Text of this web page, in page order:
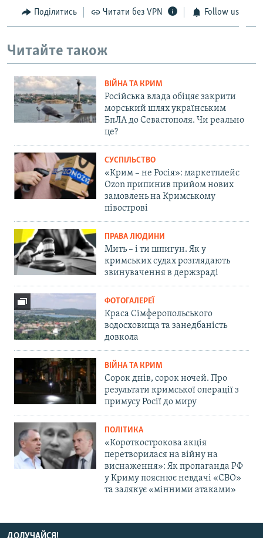
Поділитись Читати без VPN Follow us
Читайте також
ВІЙНА ТА КРИМ
Російська влада обіцяє закрити
морський шлях українським
БпЛА до Севастополя. Чи реально
це?
СУСПІЛЬСТВО
«Крим – не Росія»: маркетплейс
Ozon припинив прийом нових
замовлень на Кримському
півострові
ПРАВА ЛЮДИНИ
Мить – і ти шпигун. Як у
кримських судах розглядають
звинувачення в держзраді
ФОТОГАЛЕРЕЇ
Краса Сімферопольського
водосховища та занедбаність
довкола
ВІЙНА ТА КРИМ
Сорок днів, сорок ночей. Про
результати кримської операції з
примусу Росії до миру
ПОЛІТИКА
«Короткострокова акція
перетворилася на війну на
виснаження»: Як пропаганда РФ
у Криму пояснює невдачі «СВО»
та залякує «мінними атаками»